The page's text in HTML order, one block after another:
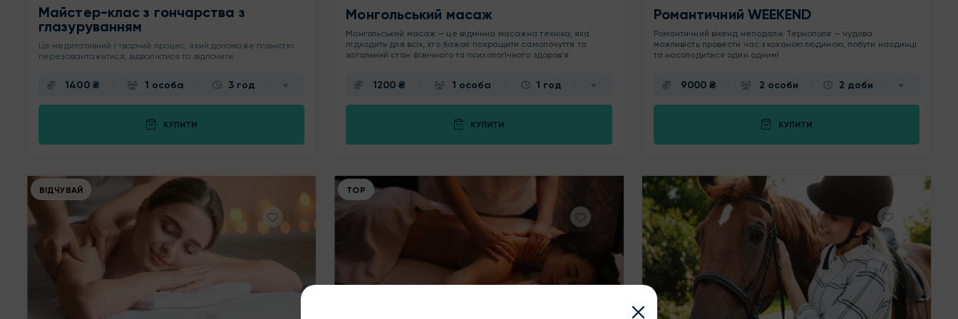
Майстер-клас з гончарства з
глазуруванням
Це медитативний і творчий процес, який допоможе повністю
перезавантажитися, відволіктися та відпочити
1400 ₴ 1 особа 3 год
КУПИТИ
Монгольський масаж
Монгольський масаж — це відмінна масажна техніка, яка
підходить для всіх, хто бажає покращити самопочуття та
загальний стан фізичного та психологічного здоров’я.
1200 ₴ 1 особа 1 год
КУПИТИ
Романтичний WEEKEND
Романтичний вікенд неподалік Тернополя — чудова
можливість провести час з коханою людиною, побути наодинці
та насолодитися один одним!
9000 ₴ 2 особи 2 доби
КУПИТИ
ВІДЧУВАЙ ТОР